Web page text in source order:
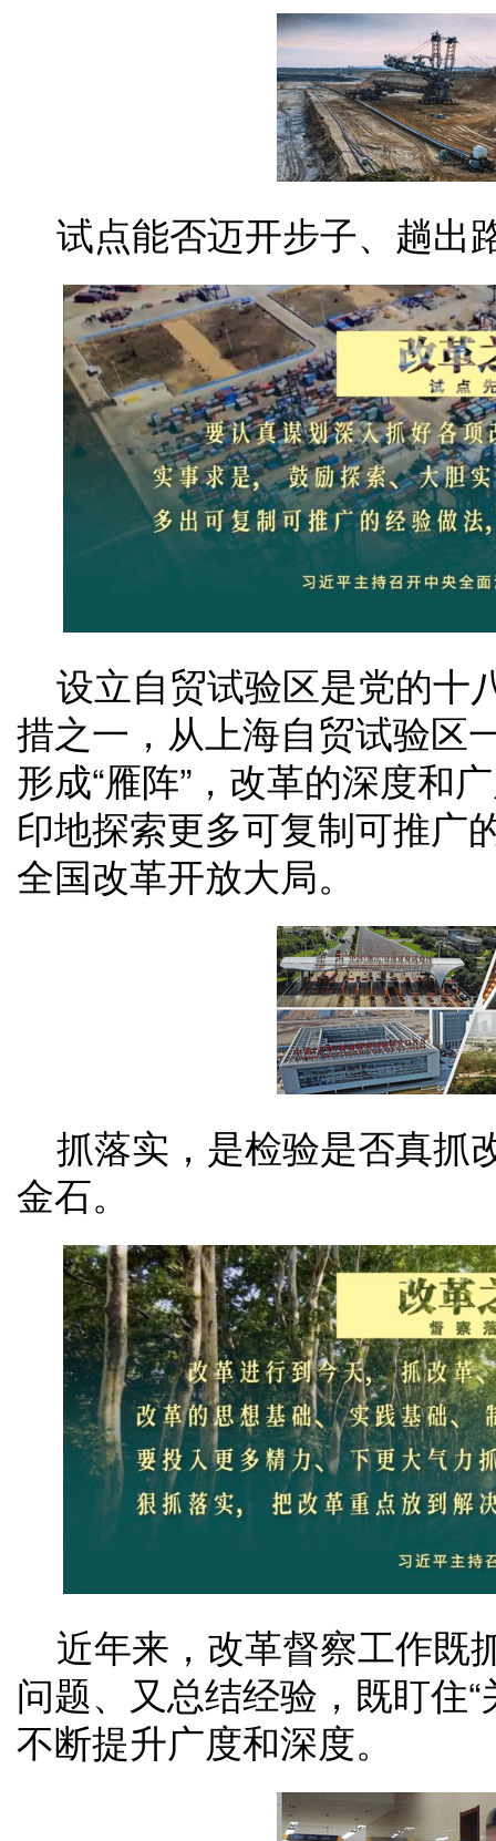
试点能否迈开步子、趟出
设立自贸试验区是党的十
措之一，从上海自贸试验区
形成“雁阵”，改革的深度和
印地探索更多可复制可推广
全国改革开放大局。
抓落实，是检验是否真抓
金石。
近年来，改革督察工作既
问题、又总结经验，既盯住
不断提升广度和深度。